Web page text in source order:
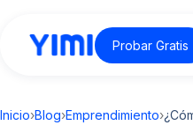
Probar Gratis
Inicio›Blog›Emprendimiento›